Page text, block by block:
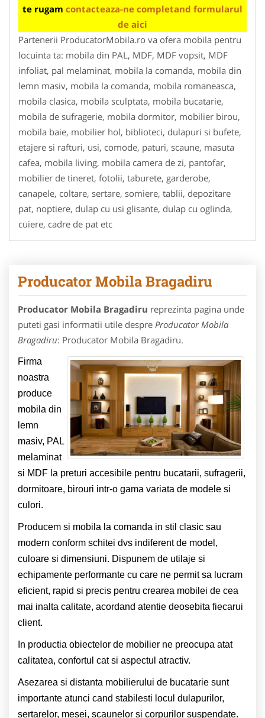
te rugam contacteaza-ne completand formularul
de aici
Partenerii ProducatorMobila.ro va ofera mobila pentru
locuinta ta: mobila din PAL, MDF, MDF vopsit, MDF
infoliat, pal melaminat, mobila la comanda, mobila din
lemn masiv, mobila la comanda, mobila romaneasca,
mobila clasica, mobila sculptata, mobila bucatarie,
mobila de sufragerie, mobila dormitor, mobilier birou,
mobila baie, mobilier hol, biblioteci, dulapuri si bufete,
etajere si rafturi, usi, comode, paturi, scaune, masuta
cafea, mobila living, mobila camera de zi, pantofar,
mobilier de tineret, fotolii, taburete, garderobe,
canapele, coltare, sertare, somiere, tablii, depozitare
pat, noptiere, dulap cu usi glisante, dulap cu oglinda,
cuiere, cadre de pat etc
Producator Mobila Bragadiru
Producator Mobila Bragadiru reprezinta pagina unde
puteti gasi informatii utile despre Producator Mobila
Bragadiru: Producator Mobila Bragadiru.
Firma
noastra
produce
mobila din
lemn
masiv, PAL
melaminat
si MDF la preturi accesibile pentru bucatarii, sufragerii,
dormitoare, birouri intr-o gama variata de modele si
culori.
Producem si mobila la comanda in stil clasic sau
modern conform schitei dvs indiferent de model,
culoare si dimensiuni. Dispunem de utilaje si
echipamente performante cu care ne permit sa lucram
eficient, rapid si precis pentru crearea mobilei de cea
mai inalta calitate, acordand atentie deosebita fiecarui
client.
In productia obiectelor de mobilier ne preocupa atat
calitatea, confortul cat si aspectul atractiv.
Asezarea si distanta mobilierului de bucatarie sunt
importante atunci cand stabilesti locul dulapurilor,
sertarelor, mesei, scaunelor si corpurilor suspendate.